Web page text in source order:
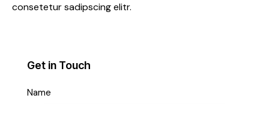
consetetur sadipscing elitr.
Get in Touch